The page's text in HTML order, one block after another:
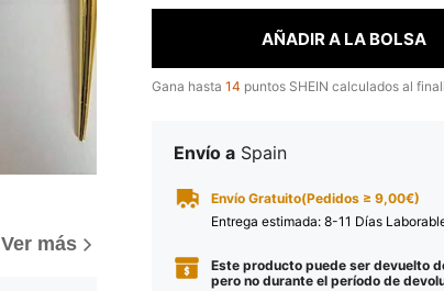
Ver más
AÑADIR A LA BOLSA
Gana hasta 14 puntos SHEIN calculados al
Envío a Spain
Envío Gratuito(Pedidos ≥ 9,00€)
Entrega estimada: 8-11 Días
Este producto puede ser devuelto
pero no durante el período de